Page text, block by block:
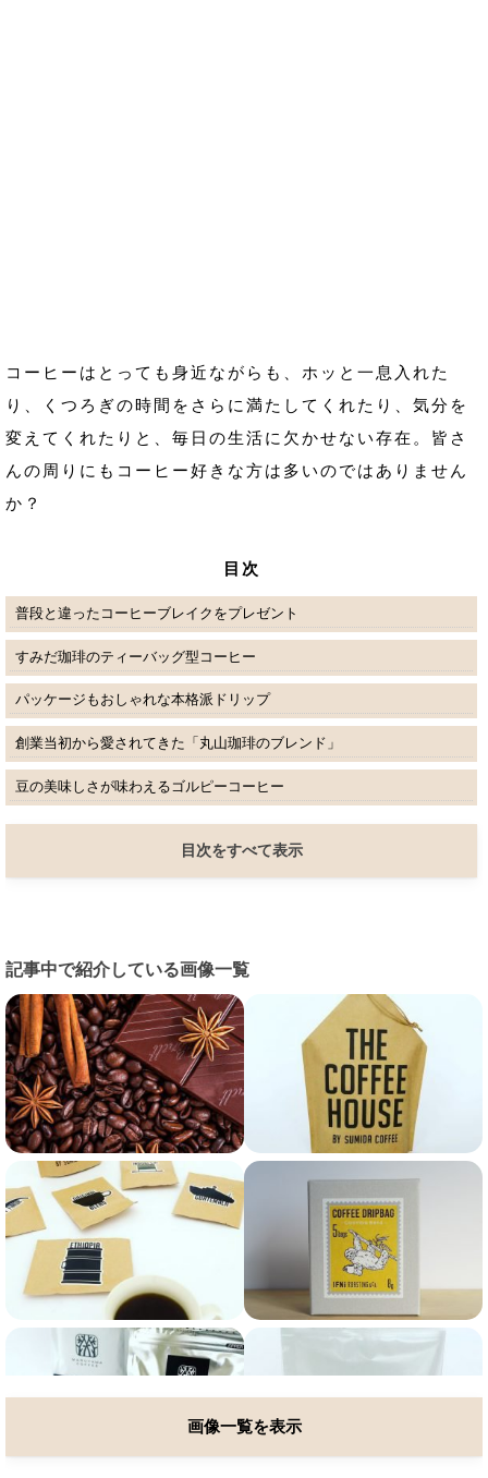
コーヒーはとっても身近ながらも、ホッと一息入れた
り、くつろぎの時間をさらに満たしてくれたり、気分を
変えてくれたりと、毎日の生活に欠かせない存在。皆さ
んの周りにもコーヒー好きな方は多いのではありません
か？
目次
普段と違ったコーヒーブレイクをプレゼント
すみだ珈琲のティーバッグ型コーヒー
パッケージもおしゃれな本格派ドリップ
創業当初から愛されてきた「丸山珈琲のブレンド」
豆の美味しさが味わえるゴルピーコーヒー
目次をすべて表示
記事中で紹介している画像一覧
画像一覧を表示